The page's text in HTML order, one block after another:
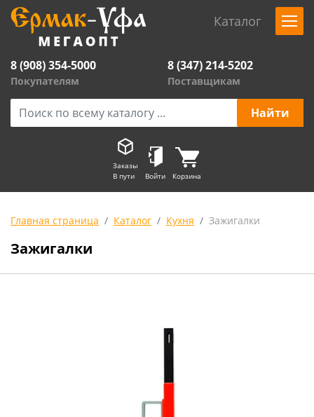
Каталог
8 (908) 354-5000
Покупателям
8 (347) 214-5202
Поставщикам
Заказы
В пути
Войти Корзина
Главная страница Каталог Кухня Зажигалки
Зажигалки